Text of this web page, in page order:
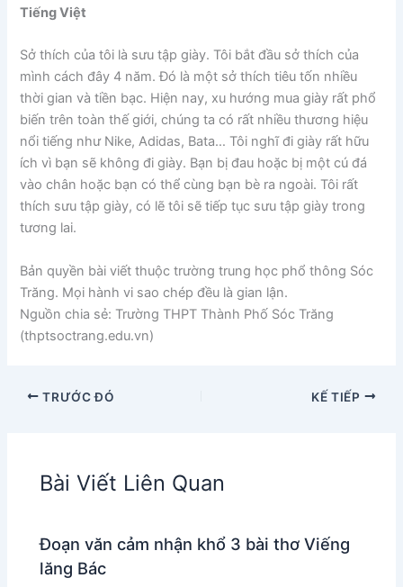
Tiếng Việt
Sở thích của tôi là sưu tập giày. Tôi bắt đầu sở thích của
mình cách đây 4 năm. Đó là một sở thích tiêu tốn nhiều
thời gian và tiền bạc. Hiện nay, xu hướng mua giày rất phổ
biến trên toàn thế giới, chúng ta có rất nhiều thương hiệu
nổi tiếng như Nike, Adidas, Bata… Tôi nghĩ đi giày rất hữu
ích vì bạn sẽ không đi giày. Bạn bị đau hoặc bị một cú đá
vào chân hoặc bạn có thể cùng bạn bè ra ngoài. Tôi rất
thích sưu tập giày, có lẽ tôi sẽ tiếp tục sưu tập giày trong
tương lai.
Bản quyền bài viết thuộc trường trung học phổ thông Sóc
Trăng. Mọi hành vi sao chép đều là gian lận.
Nguồn chia sẻ: Trường THPT Thành Phố Sóc Trăng
(thptsoctrang.edu.vn)
TRƯỚC ĐÓ KẾ TIẾP
Bài Viết Liên Quan
Đoạn văn cảm nhận khổ 3 bài thơ Viếng
lăng Bác